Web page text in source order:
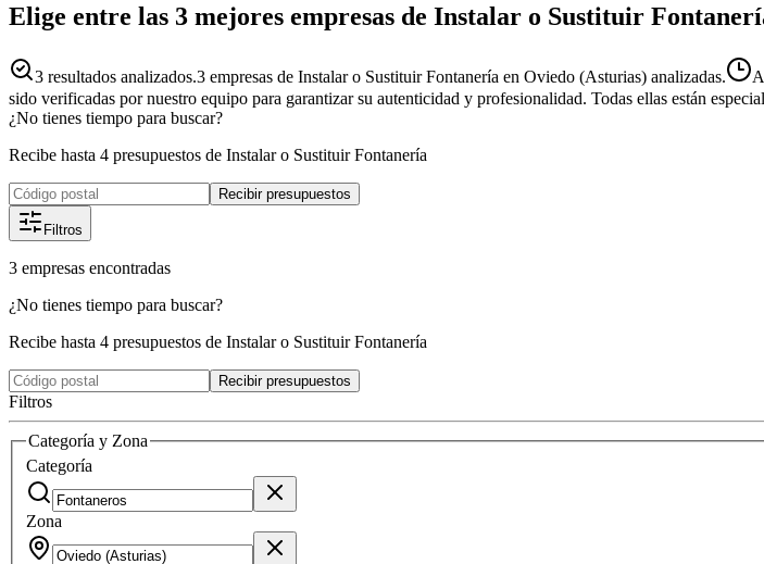
Elige entre las 3 mejores empresas de Instalar o Sustituir
3 resultados analizados.3 empresas de Instalar o Sustituir Fontanería en Oviedo (Asturias) analizadas.
sido verificadas por nuestro equipo para garantizar su autenticidad y profesionalidad. Todas ellas están
¿No tienes tiempo para buscar?
Recibe hasta 4 presupuestos de Instalar o Sustituir Fontanería
Recibir presupuestos
Filtros
3 empresas encontradas
¿No tienes tiempo para buscar?
Recibe hasta 4 presupuestos de Instalar o Sustituir Fontanería
Recibir presupuestos
Filtros
Categoría y Zona
Categoría
Zona